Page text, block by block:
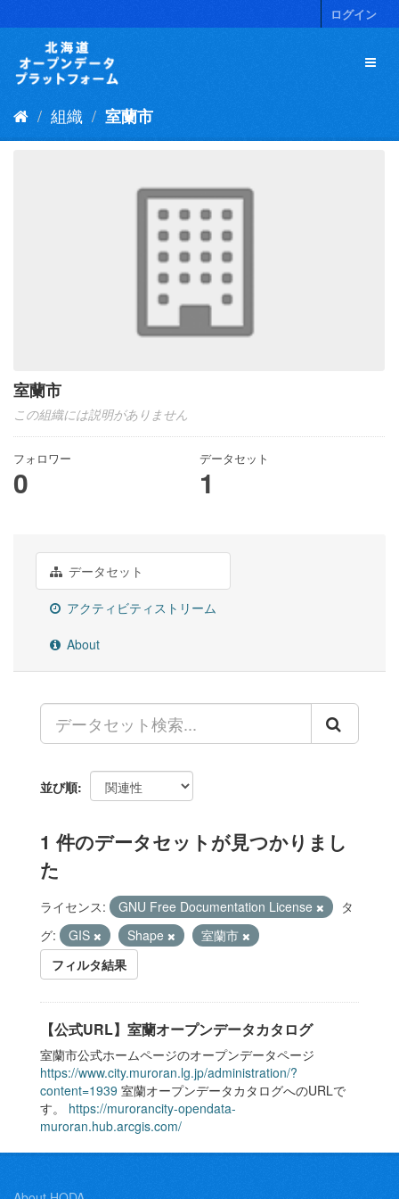
キ
ログイン
組織 室蘭市
室蘭市
この組織には説明がありません
フォロワー
0
データセット
1
データセット
アクティビティストリーム
About
並び順
1 件のデータセットが見つかりまし
た
ライセンス: GNU Free Documentation License
タ
グ:
GIS Shape
室蘭市
フィルタ結果
【公式URL】室蘭オープンデータカタログ
室蘭市公式ホームページのオープンデータページ
https://www.city.muroran.lg.jp/administration/?
content=1939 室蘭オープンデータカタログへのURLで
す。 https://murorancity-opendata-
muroran.hub.arcgis.com/